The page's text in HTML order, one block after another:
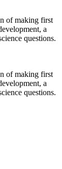
of making first
a
questions.
of making first
a
questions.